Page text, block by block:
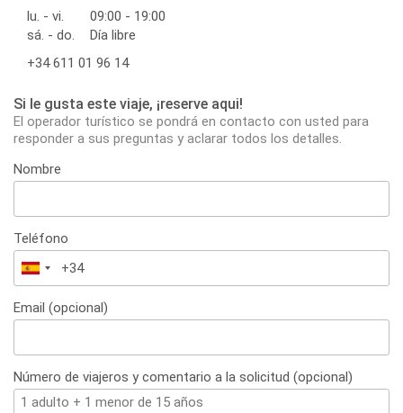
lu. - vi.
09:00 - 19:00
sá. - do.
Día libre
+34 611 01 96 14
Si le gusta este viaje, ¡reserve aqui!
El operador turístico se pondrá en contacto con usted para
responder a sus preguntas y aclarar todos los detalles.
Nombre
Teléfono
España
+34
Email (opcional)
Número de viajeros y comentario a la solicitud (opcional)